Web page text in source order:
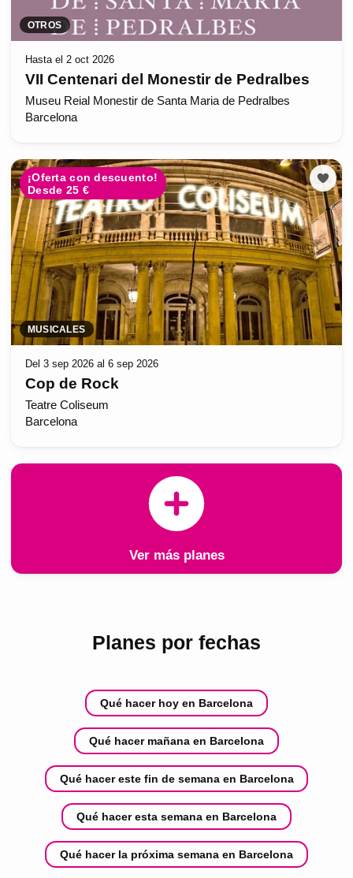
OTROS
Hasta el 2 oct 2026
VII Centenari del Monestir de Pedralbes
Museu Reial Monestir de Santa Maria de Pedralbes
Barcelona
¡Oferta con descuento!
Desde 25 €
MUSICALES
Del 3 sep 2026 al 6 sep 2026
Cop de Rock
Teatre Coliseum
Barcelona
Ver más planes
Planes por fechas
Qué hacer hoy en Barcelona
Qué hacer mañana en Barcelona
Qué hacer este fin de semana en Barcelona
Qué hacer esta semana en Barcelona
Qué hacer la próxima semana en Barcelona